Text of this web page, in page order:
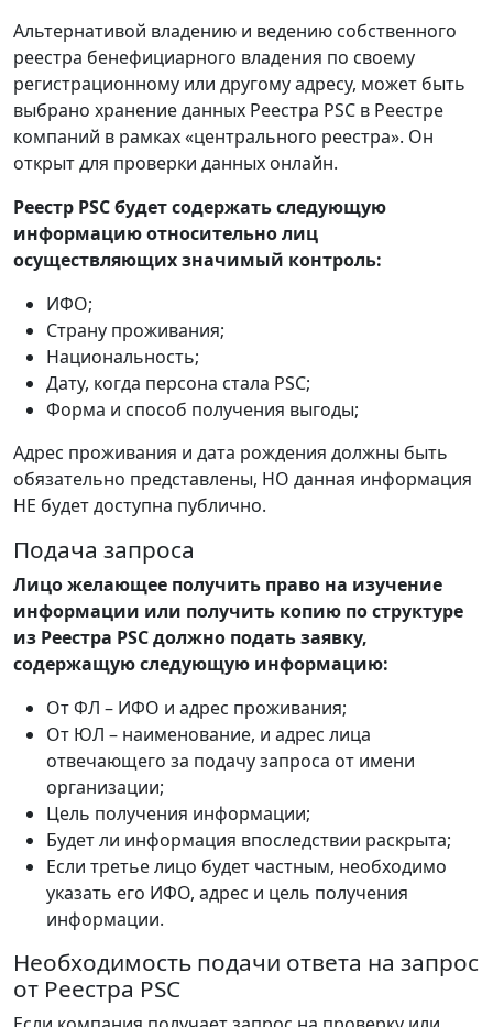
Альтернативой владению и ведению собственного
реестра бенефициарного владения по своему
регистрационному или другому адресу, может быть
выбрано хранение данных Реестра PSC в Реестре
компаний в рамках «центрального реестра». Он
открыт для проверки данных онлайн.
Реестр PSC будет содержать следующую
информацию относительно лиц
осуществляющих значимый контроль:
ИФО;
Страну проживания;
Национальность;
Дату, когда персона стала PSC;
Форма и способ получения выгоды;
Адрес проживания и дата рождения должны быть
обязательно представлены, НО данная информация
НЕ будет доступна публично.
Подача запроса
Лицо желающее получить право на изучение
информации или получить копию по структуре
из Реестра PSC должно подать заявку,
содержащую следующую информацию:
От ФЛ – ИФО и адрес проживания;
От ЮЛ – наименование, и адрес лица
отвечающего за подачу запроса от имени
организации;
Цель получения информации;
Будет ли информация впоследствии раскрыта;
Если третье лицо будет частным, необходимо
указать его ИФО, адрес и цель получения
информации.
Необходимость подачи ответа на запрос
от Реестра PSC